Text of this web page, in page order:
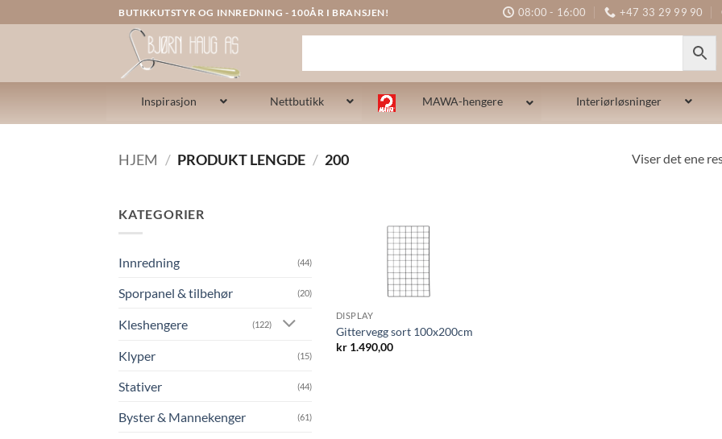
to
BUTIKKUTSTYR OG INNREDNING - 100ÅR I BRANSJEN! 08:00 - 16:00 +47 33 29 99 90
Inspirasjon Nettbutikk MAWA-hengere Interiørløsninger
HJEM / PRODUKT LENGDE / 200 Viser det ene
KATEGORIER
Innredning (44)
Sporpanel & tilbehør (20)
Kleshengere (122)
Klyper (15)
Stativer (44)
Byster & Mannekenger (61)
DISPLAY
Gittervegg sort 100x200cm
kr1.490,00